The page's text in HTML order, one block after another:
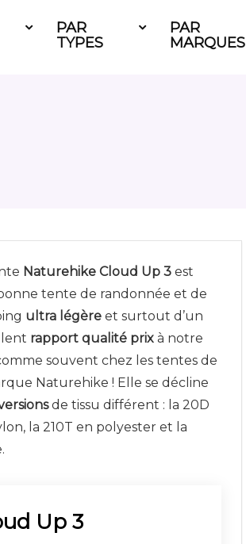
PAR
TYPES
PAR
MARQUES
Naturehike Cloud Up 3est
tente de randonnée et de
ultra légèreet surtout d’un
rapport qualité prixà notre
souvent chez les tentes de
Naturehike ! Elle se décline
de tissu différent : la 20D
la 210T en polyester et la
Up 3